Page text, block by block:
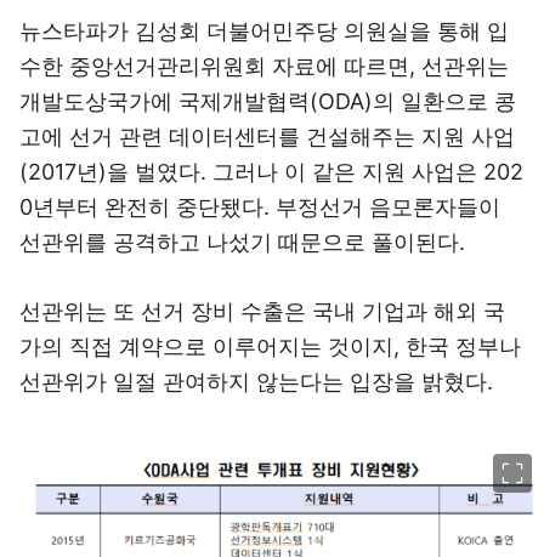
뉴스타파가 김성회 더불어민주당 의원실을 통해 입
수한 중앙선거관리위원회 자료에 따르면, 선관위는
개발도상국가에 국제개발협력(ODA)의 일환으로 콩
고에 선거 관련 데이터센터를 건설해주는 지원 사업
(2017년)을 벌였다. 그러나 이 같은 지원 사업은 202
0년부터 완전히 중단됐다. 부정선거 음모론자들이
선관위를 공격하고 나섰기 때문으로 풀이된다.
선관위는 또 선거 장비 수출은 국내 기업과 해외 국
가의 직접 계약으로 이루어지는 것이지, 한국 정부나
선관위가 일절 관여하지 않는다는 입장을 밝혔다.